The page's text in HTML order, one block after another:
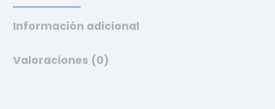
Información adicional
Valoraciones (0)